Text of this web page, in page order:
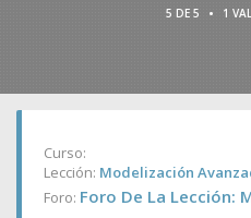
5 DE 5 • 1
Curso:
Lección: Modelización
Foro: Foro De La Lección: